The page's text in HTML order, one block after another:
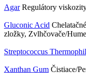
Agar Regulátory
Gluconic Acid
zložky, Zvlhčovače/
Streptococcus
Xanthan Gum Čistiace/